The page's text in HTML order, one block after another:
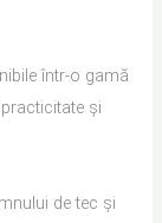
într-o gamă
și
de tec și